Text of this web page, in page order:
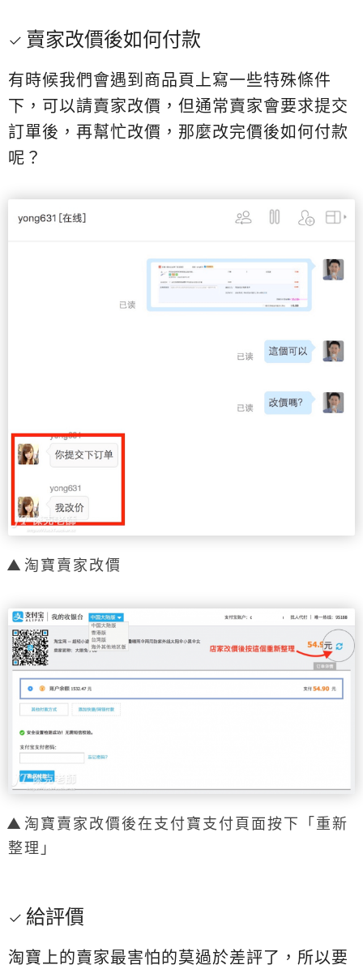
賣家改價後如何付款
有時候我們會遇到商品頁上寫一些特殊條件
下，可以請賣家改價，但通常賣家會要求提交
訂單後，再幫忙改價，那麼改完價後如何付款
呢？
淘寶賣家改價
淘寶賣家改價後在支付寶支付頁面按下「重新
整理」
給評價
淘寶上的賣家最害怕的莫過於差評了，所以要